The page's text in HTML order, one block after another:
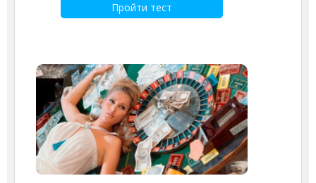
Пройти тест